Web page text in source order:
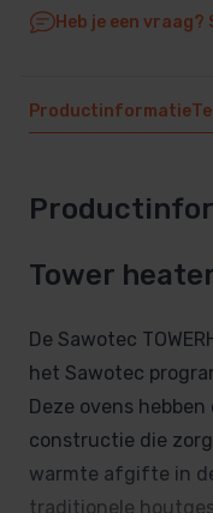
Heb je een vraag?
Productinformatie
Tower
De Sawotec
het Sawotec
Deze ovens hebben
constructie die
warmte afgifte in
traditionele